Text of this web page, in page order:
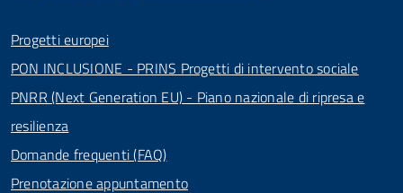
Progetti europei
PON INCLUSIONE - PRINS Progetti di intervento sociale
PNRR (Next Generation EU) - Piano nazionale di ripresa e
resilienza
Domande frequenti (FAQ)
Prenotazione appuntamento